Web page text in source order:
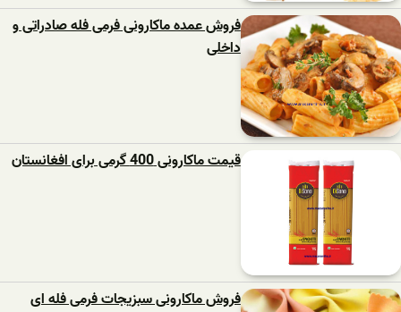
فروش عمده ماکارونی فرمی فله صادراتی و
داخلی
قیمت ماکارونی 400 گرمی برای افغانستان
فروش ماکارونی سبزیجات فرمی فله ای